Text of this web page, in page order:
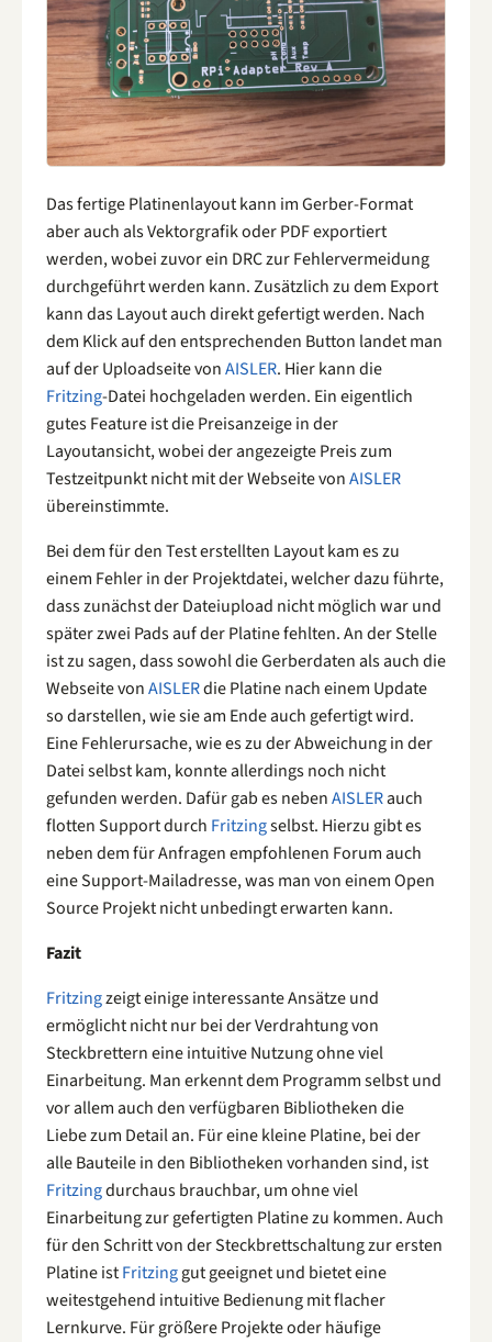
Das fertige Platinenlayout kann im Gerber-Format
aber auch als Vektorgrafik oder PDF exportiert
werden, wobei zuvor ein DRC zur Fehlervermeidung
durchgeführt werden kann. Zusätzlich zu dem Export
kann das Layout auch direkt gefertigt werden. Nach
dem Klick auf den entsprechenden Button landet man
auf der Uploadseite vonAISLER. Hier kann die
Fritzing-Datei hochgeladen werden. Ein eigentlich
gutes Feature ist die Preisanzeige in der
Layoutansicht, wobei der angezeigte Preis zum
Testzeitpunkt nicht mit der Webseite vonAISLER
übereinstimmte.
Bei dem für den Test erstellten Layout kam es zu
einem Fehler in der Projektdatei, welcher dazu führte,
dass zunächst der Dateiupload nicht möglich war und
später zwei Pads auf der Platine fehlten. An der Stelle
ist zu sagen, dass sowohl die Gerberdaten als auch die
Webseite vonAISLERdie Platine nach einem Update
so darstellen, wie sie am Ende auch gefertigt wird.
Eine Fehlerursache, wie es zu der Abweichung in der
Datei selbst kam, konnte allerdings noch nicht
gefunden werden. Dafür gab es nebenAISLERauch
flotten Support durch Fritzingselbst. Hierzu gibt es
neben dem für Anfragen empfohlenen Forum auch
eine Support-Mailadresse, was man von einem Open
Source Projekt nicht unbedingt erwarten kann.
Fazit
Fritzingzeigt einige interessante Ansätze und
ermöglicht nicht nur bei der Verdrahtung von
Steckbrettern eine intuitive Nutzung ohne viel
Einarbeitung. Man erkennt dem Programm selbst und
vor allem auch den verfügbaren Bibliotheken die
Liebe zum Detail an. Für eine kleine Platine, bei der
alle Bauteile in den Bibliotheken vorhanden sind, ist
Fritzingdurchaus brauchbar, um ohne viel
Einarbeitung zur gefertigten Platine zu kommen. Auch
für den Schritt von der Steckbrettschaltung zur ersten
Platine istFritzinggut geeignet und bietet eine
weitestgehend intuitive Bedienung mit flacher
Lernkurve. Für größere Projekte oder häufige